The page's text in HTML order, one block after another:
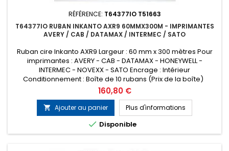
RÉFÉRENCE: T64377IO T51663
T64377IO RUBAN INKANTO AXR9 60MMX300M - IMPRIMANTES
AVERY / CAB / DATAMAX / INTERMEC / SATO
Ruban cire Inkanto AXR9 Largeur : 60 mm x 300 mètres Pour
imprimantes : AVERY - CAB - DATAMAX - HONEYWELL -
INTERMEC - NOVEXX - SATO Encrage : Intérieur
Conditionnement : Boîte de 10 rubans (Prix de la boîte)
Remplace la référence ARMOR T51663
Prix
160,80 €
 Ajouter au panier Plus d'informations
 Disponible